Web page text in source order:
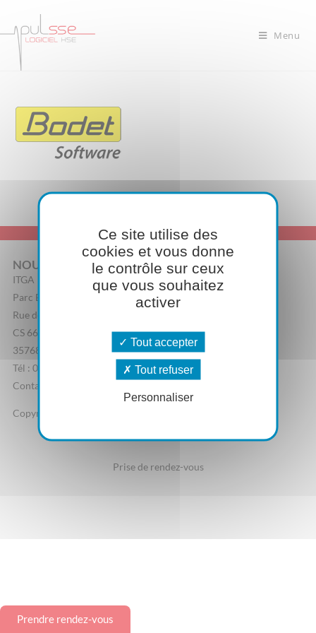
Menu
NOUS CONTACTER
ITGA
Parc Edonia, Bâtiment R
Rue de la Terre Adélie
CS 66862
35768 Saint-Grégoire Cedex
Tél : 02 23 44 07 20
Contactez-nous
Copyright - Pulsse.fr
Prise de rendez-vous
Prendre rendez-vous
Ce site utilise des
cookies et vous donne
le contrôle sur ceux
que vous souhaitez
activer
Tout accepter
Tout refuser
Personnaliser